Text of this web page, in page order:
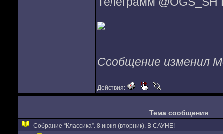
Сообщение изменил
Действия:
Тема сообщения
Собрание “Классика”. 8 июня (вторник). В САУНЕ!